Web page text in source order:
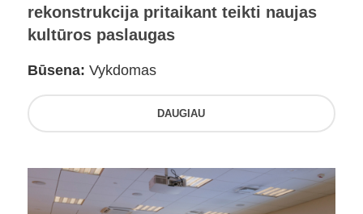
rekonstrukcija pritaikant teikti naujas
kultūros paslaugas
Būsena: Vykdomas
DAUGIAU